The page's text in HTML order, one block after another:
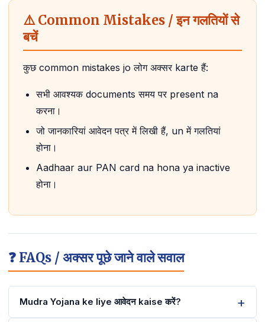
⚠️ Common Mistakes / इन गलतियों से
बचें
कुछ common mistakes jo लोग अक्सर karte हैं:
सभी आवश्यक documents समय पर present na
करना।
जो जानकारियां आवेदन पत्र में लिखी हैं, un में गलतियां
होना।
Aadhaar aur PAN card na hona ya inactive
होना।
❓ FAQs / अक्सर पूछे जाने वाले सवाल
Mudra Yojana ke liye आवेदन kaise करें?